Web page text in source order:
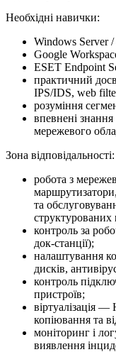
Необхідні навички:
Windows Server
Google
ESET Endpoint
практичний
IPS/IDS, web
розуміння
впевнені
мережевого
Зона відповідальності:
робота з
та
структурованих
контроль за
док-станції);
налаштування
дисків,
контроль
пристроїв;
віртуалізація
копіювання та
моніторинг і
виявлення